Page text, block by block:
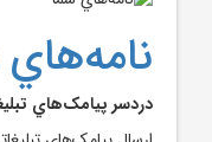
دردسر پيامک‌هاي